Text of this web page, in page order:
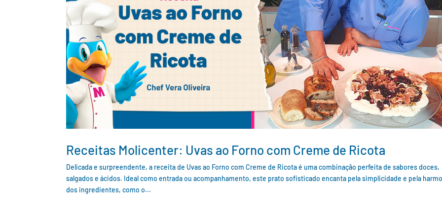
Receitas Molicenter: Uvas ao Forno com Creme de Ricota
Delicada e surpreendente, a receita de Uvas ao Forno com Creme de Ricota é uma combinação perfeita de sabores doces,
salgados e ácidos. Ideal como entrada ou acompanhamento, este prato sofisticado encanta pela simplicidade e pela
dos ingredientes, como o...